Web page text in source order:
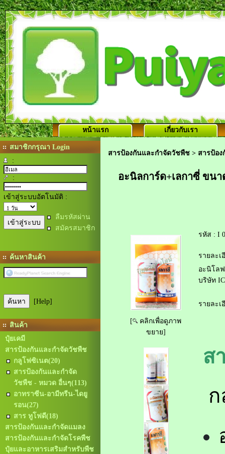
หน้าแรก เกี่ยวกับเรา
สมาชิกกรุณา Login
:
:
เข้าสู่ระบบอัตโนมัติ :
ลืมรหัสผ่าน
สมัครสมาชิก
ค้นหาสินค้า
[Help]
สินค้า
ปุ๋ยเคมี
สารป้องกันและกำจัดวัชพืช
กลูโฟซิเนต(20)
สารป้องกันและกำจัด
วัชพืช - หมวด อื่นๆ(113)
อาทราซีน-อามีทรีน-ไดยู
รอน(27)
สาร ทูโฟดี(18)
สารป้องกันและกำจัดแมลง
สารป้องกันและกำจัดโรคพืช
ปุ๋ยและอาหารเสริมสำหรับพืช
สารป้องกันและกำจัดวัชพืช > สารป้อ
อะนิลการ์ด+เลกาซี่ ขนา
[
คลิกเพื่อดูภาพ
ขยาย]
รหัส : I
รายละเ
อะนิโล
บริษัท
รายละเ
ส